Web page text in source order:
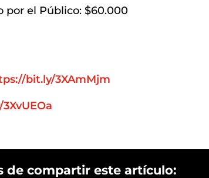
por el Público: $60.000
bit.ly/3XAmMjm
de compartir este artículo: